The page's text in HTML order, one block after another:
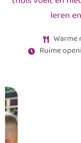
leren
Warme
Ruime